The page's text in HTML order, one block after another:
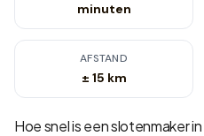
minuten
AFSTAND
± 15 km
Hoe snel is een slotenmaker in